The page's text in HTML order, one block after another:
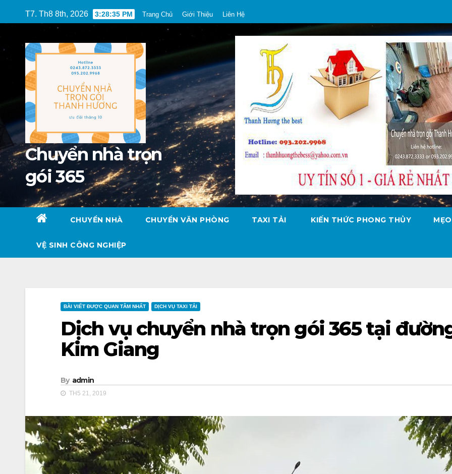
to
T7. Th8 8th, 2026 3:28:36 PM Trang Chủ Giới Thiệu Liên Hệ
Chuyển nhà trọn
gói 365
CHUYỂN NHÀ CHUYỂN VĂN PHÒNG TAXI TẢI KIẾN THỨC PHONG THỦY
VỆ SINH CÔNG NGHIỆP
BÀI VIẾT ĐƯỢC QUAN TÂM NHẤT DỊCH VỤ TAXI TẢI
Dịch vụ chuyển nhà trọn gói 365 tại
Kim Giang
By admin
TH5 21, 2019